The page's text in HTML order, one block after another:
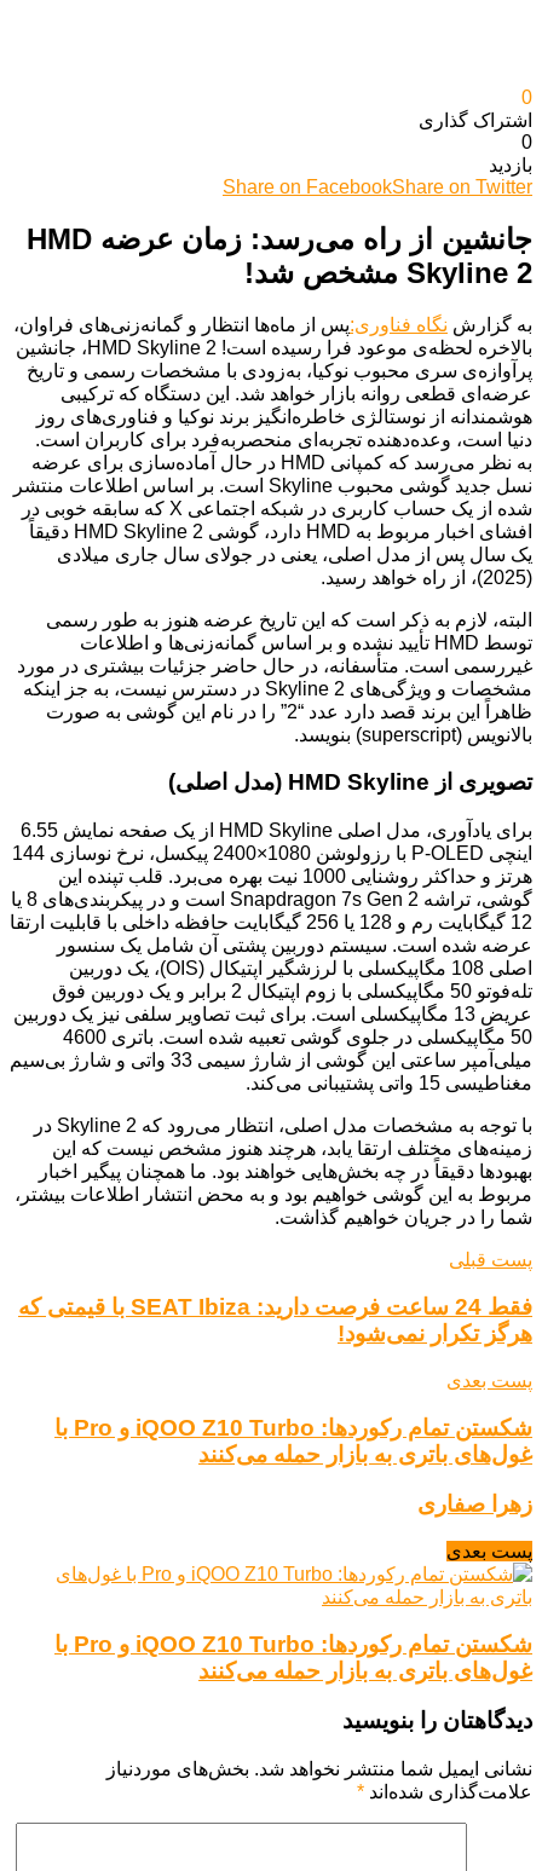
0
اشتراک گذاری‌
0
بازدید
Share on FacebookShare on Twitter
جانشین از راه می‌رسد: زمان عرضه HMD
Skyline 2 مشخص شد!
به گزارش نگاه فناوری:پس از ماه‌ها انتظار و گمانه‌زنی‌های فراوان،
بالاخره لحظه‌ی موعود فرا رسیده است! HMD Skyline 2، جانشین
پرآوازه‌ی سری محبوب نوکیا، به‌زودی با مشخصات رسمی و تاریخ
عرضه‌ای قطعی روانه بازار خواهد شد. این دستگاه که ترکیبی
هوشمندانه از نوستالژی خاطره‌انگیز برند نوکیا و فناوری‌های روز
دنیا است، وعده‌دهنده تجربه‌ای منحصربه‌فرد برای کاربران است.
به نظر می‌رسد که کمپانی HMD در حال آماده‌سازی برای عرضه
نسل جدید گوشی محبوب Skyline است. بر اساس اطلاعات منتشر
شده از یک حساب کاربری در شبکه اجتماعی X که سابقه خوبی در
افشای اخبار مربوط به HMD دارد، گوشی HMD Skyline 2 دقیقاً
یک سال پس از مدل اصلی، یعنی در جولای سال جاری میلادی
(2025)، از راه خواهد رسید.
البته، لازم به ذکر است که این تاریخ عرضه هنوز به طور رسمی
توسط HMD تأیید نشده و بر اساس گمانه‌زنی‌ها و اطلاعات
غیررسمی است. متأسفانه، در حال حاضر جزئیات بیشتری در مورد
مشخصات و ویژگی‌های Skyline 2 در دسترس نیست، به جز اینکه
ظاهراً این برند قصد دارد عدد “2” را در نام این گوشی به صورت
بالانویس (superscript) بنویسد.
تصویری از HMD Skyline (مدل اصلی)
برای یادآوری، مدل اصلی HMD Skyline از یک صفحه نمایش 6.55
اینچی P-OLED با رزولوشن 1080×2400 پیکسل، نرخ نوسازی 144
هرتز و حداکثر روشنایی 1000 نیت بهره می‌برد. قلب تپنده این
گوشی، تراشه Snapdragon 7s Gen 2 است و در پیکربندی‌های 8 یا
12 گیگابایت رم و 128 یا 256 گیگابایت حافظه داخلی با قابلیت ارتقا
عرضه شده است. سیستم دوربین پشتی آن شامل یک سنسور
اصلی 108 مگاپیکسلی با لرزشگیر اپتیکال (OIS)، یک دوربین
تله‌فوتو 50 مگاپیکسلی با زوم اپتیکال 2 برابر و یک دوربین فوق
عریض 13 مگاپیکسلی است. برای ثبت تصاویر سلفی نیز یک دوربین
50 مگاپیکسلی در جلوی گوشی تعبیه شده است. باتری 4600
میلی‌آمپر ساعتی این گوشی از شارژ سیمی 33 واتی و شارژ بی‌سیم
مغناطیسی 15 واتی پشتیبانی می‌کند.
با توجه به مشخصات مدل اصلی، انتظار می‌رود که Skyline 2 در
زمینه‌های مختلف ارتقا یابد، هرچند هنوز مشخص نیست که این
بهبودها دقیقاً در چه بخش‌هایی خواهند بود. ما همچنان پیگیر اخبار
مربوط به این گوشی خواهیم بود و به محض انتشار اطلاعات بیشتر،
شما را در جریان خواهیم گذاشت.
پست قبلی
فقط 24 ساعت فرصت دارید: SEAT Ibiza با قیمتی که
هرگز تکرار نمی‌شود!
پست بعدی
شکستن تمام رکوردها: iQOO Z10 Turbo و Pro با
غول‌های باتری به بازار حمله می‌کنند
زهرا صفاری
پست بعدی
شکستن تمام رکوردها: iQOO Z10 Turbo و Pro با
غول‌های باتری به بازار حمله می‌کنند
دیدگاهتان را بنویسید
نشانی ایمیل شما منتشر نخواهد شد. بخش‌های موردنیاز
علامت‌گذاری شده‌اند *